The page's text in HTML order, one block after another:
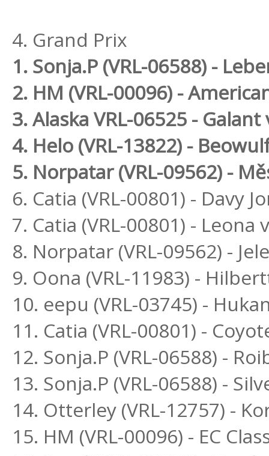
4. Grand Prix
1. Sonja.P (VRL-06588) -
2. HM (VRL-00096) -
3. Alaska VRL-06525 -
4. Helo (VRL-13822) -
5. Norpatar (VRL-09562) -
6. Catia (VRL-00801) - Davy
7. Catia (VRL-00801) - Leona
8. Norpatar (VRL-09562) -
9. Oona (VRL-11983) -
10. eepu (VRL-03745) -
11. Catia (VRL-00801) -
12. Sonja.P (VRL-06588) -
13. Sonja.P (VRL-06588) -
14. Otterley (VRL-12757) -
15. HM (VRL-00096) - EC